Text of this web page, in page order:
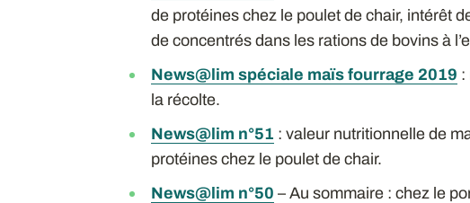
de protéines chez le poulet de chair, intérêt
de concentrés dans les rations de bovins à
News@lim spéciale maïs fourrage 2019 :
la récolte.
News@lim n°51 : valeur nutritionnelle de
protéines chez le poulet de chair.
News@lim n°50 – Au sommaire : chez le